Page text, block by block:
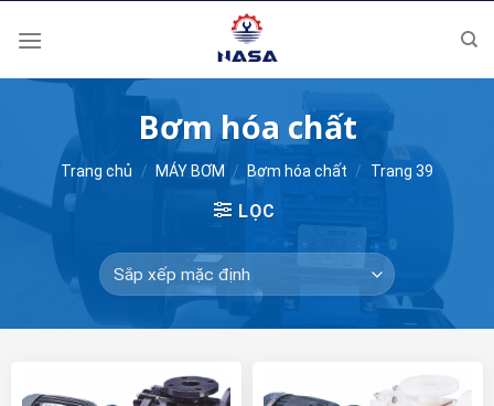
Bơm hóa chất
Trang chủ / MÁY BƠM / Bơm hóa chất / Trang 39
LỌC